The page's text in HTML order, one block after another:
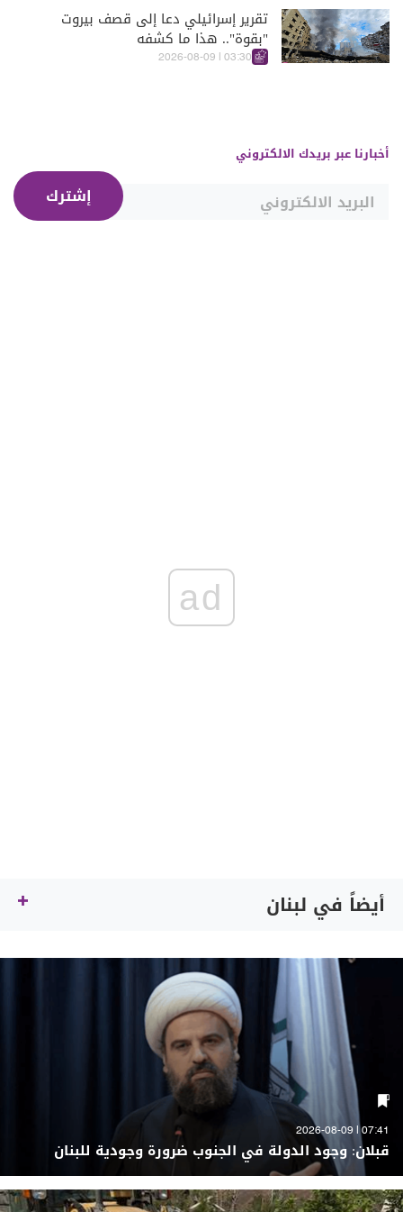
تقرير إسرائيلي دعا إلى قصف بيروت
"بقوة".. هذا ما كشفه
03:30 | 2026-08-09
أخبارنا عبر بريدك الالكتروني
إشترك
ad
أيضاً في لبنان
07:41 | 2026-08-09
قبلان: وجود الدولة في الجنوب ضرورة وجودية للبنان